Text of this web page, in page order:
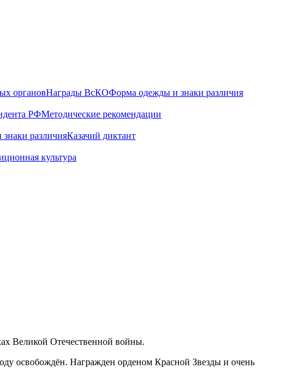
органовНаграды ВсКОФорма одежды и знаки различия
РФМетодические рекомендации
различияКазачий диктант
культура
Великой Отечественной войны.
освобождён. Награжден орденом Красной Звезды и очень